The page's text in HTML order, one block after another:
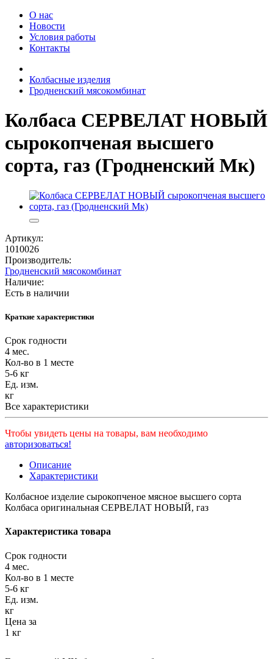
О нас
Новости
Условия работы
Контакты
Колбасные изделия
Гродненский мясокомбинат
Колбаса СЕРВЕЛАТ НОВЫЙ
сырокопченая высшего
сорта, газ (Гродненский Мк)
Артикул:
1010026
Производитель:
Гродненский мясокомбинат
Наличие:
Есть в наличии
Краткие характеристики
Срок годности
4 мес.
Кол-во в 1 месте
5-6 кг
Ед. изм.
кг
Все характеристики
Чтобы увидеть цены на товары, вам необходимо
авторизоваться!
Описание
Характеристики
Колбасное изделие сырокопченое мясное высшего сорта
Колбаса оригинальная СЕРВЕЛАТ НОВЫЙ, газ
Характеристика товара
Срок годности
4 мес.
Кол-во в 1 месте
5-6 кг
Ед. изм.
кг
Цена за
1 кг